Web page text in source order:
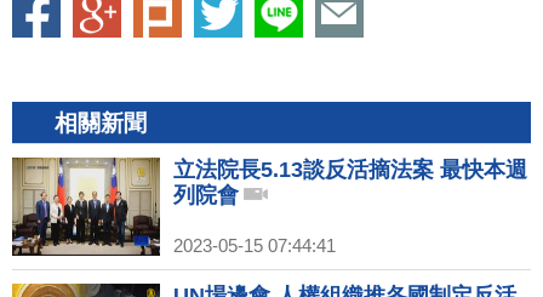
相關新聞
立法院長5.13談反活摘法案 最快本週
列院會
2023-05-15 07:44:41